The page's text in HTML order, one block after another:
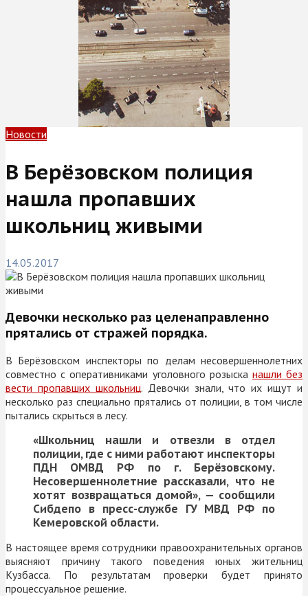
Новости
В Берёзовском полиция
нашла пропавших
школьниц живыми
14.05.2017
Девочки несколько раз целенаправленно
прятались от стражей порядка.
В Берёзовском инспекторы по делам несовершеннолетних
совместно с оперативниками уголовного розыска нашли без
вести пропавших школьниц. Девочки знали, что их ищут и
несколько раз специально прятались от полиции, в том числе
пытались скрыться в лесу.
«Школьниц нашли и отвезли в отдел
полиции, где с ними работают инспекторы
ПДН ОМВД РФ по г. Берёзовскому.
Несовершеннолетние рассказали, что не
хотят возвращаться домой», — сообщили
Сибдепо в пресс-службе ГУ МВД РФ по
Кемеровской области.
В настоящее время сотрудники правоохранительных органов
выясняют причину такого поведения юных жительниц
Кузбасса. По результатам проверки будет принято
процессуальное решение.